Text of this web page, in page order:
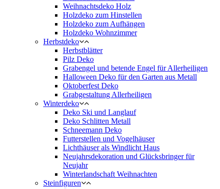
Weihnachtsdeko Holz
Holzdeko zum Hinstellen
Holzdeko zum Aufhängen
Holzdeko Wohnzimmer
Herbstdeko
Herbstblätter
Pilz Deko
Grabengel und betende Engel für Allerheiligen
Halloween Deko für den Garten aus Metall
Oktoberfest Deko
Grabgestaltung Allerheiligen
Winterdeko
Deko Ski und Langlauf
Deko Schlitten Metall
Schneemann Deko
Futterstellen und Vogelhäuser
Lichthäuser als Windlicht Haus
Neujahrsdekoration und Glücksbringer für
Neujahr
Winterlandschaft Weihnachten
Steinfiguren